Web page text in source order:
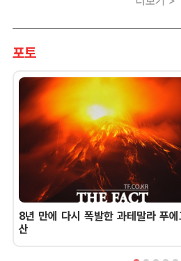
포토
8년 만에 다시 폭발한 과테말라 푸
산